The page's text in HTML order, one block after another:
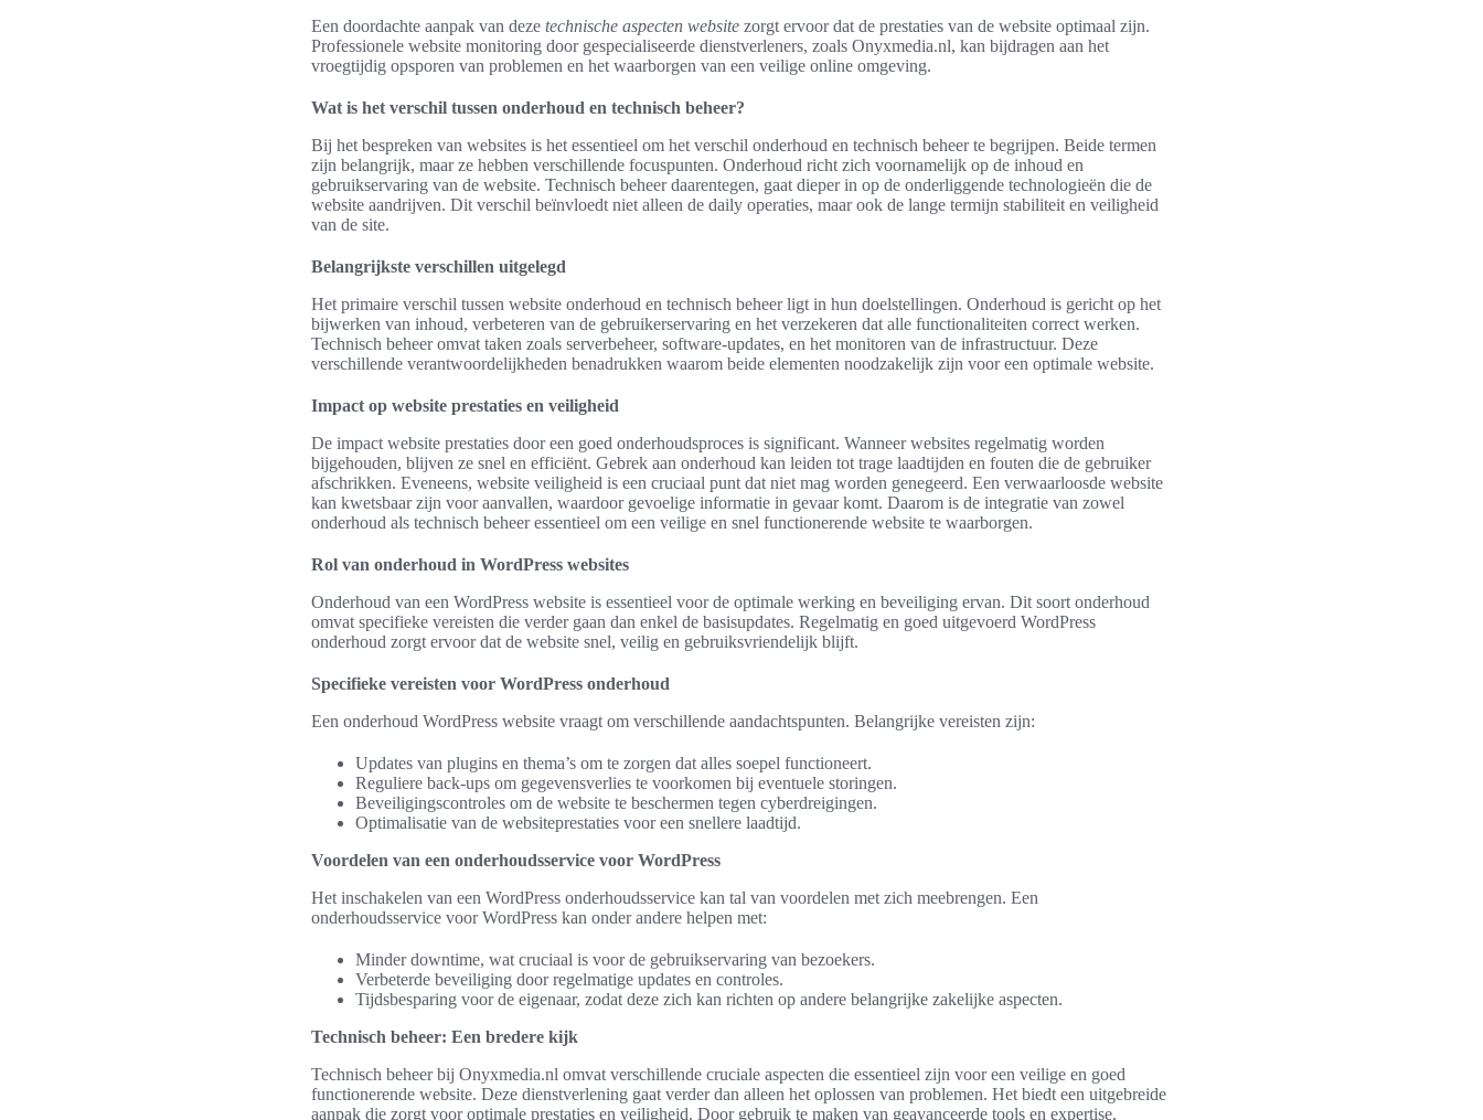
Een doordachte aanpak van deze technische aspecten website zorgt ervoor dat de prestaties van de website optimaal zijn.
Professionele website monitoring door gespecialiseerde dienstverleners, zoals Onyxmedia.nl, kan bijdragen aan het
vroegtijdig opsporen van problemen en het waarborgen van een veilige online omgeving.
Wat is het verschil tussen onderhoud en technisch beheer?
Bij het bespreken van websites is het essentieel om het verschil onderhoud en technisch beheer te begrijpen. Beide termen
zijn belangrijk, maar ze hebben verschillende focuspunten. Onderhoud richt zich voornamelijk op de inhoud en
gebruikservaring van de website. Technisch beheer daarentegen, gaat dieper in op de onderliggende technologieën die de
website aandrijven. Dit verschil beïnvloedt niet alleen de daily operaties, maar ook de lange termijn stabiliteit en veiligheid
van de site.
Belangrijkste verschillen uitgelegd
Het primaire verschil tussen website onderhoud en technisch beheer ligt in hun doelstellingen. Onderhoud is gericht op het
bijwerken van inhoud, verbeteren van de gebruikerservaring en het verzekeren dat alle functionaliteiten correct werken.
Technisch beheer omvat taken zoals serverbeheer, software-updates, en het monitoren van de infrastructuur. Deze
verschillende verantwoordelijkheden benadrukken waarom beide elementen noodzakelijk zijn voor een optimale website.
Impact op website prestaties en veiligheid
De impact website prestaties door een goed onderhoudsproces is significant. Wanneer websites regelmatig worden
bijgehouden, blijven ze snel en efficiënt. Gebrek aan onderhoud kan leiden tot trage laadtijden en fouten die de gebruiker
afschrikken. Eveneens, website veiligheid is een cruciaal punt dat niet mag worden genegeerd. Een verwaarloosde website
kan kwetsbaar zijn voor aanvallen, waardoor gevoelige informatie in gevaar komt. Daarom is de integratie van zowel
onderhoud als technisch beheer essentieel om een veilige en snel functionerende website te waarborgen.
Rol van onderhoud in WordPress websites
Onderhoud van een WordPress website is essentieel voor de optimale werking en beveiliging ervan. Dit soort onderhoud
omvat specifieke vereisten die verder gaan dan enkel de basisupdates. Regelmatig en goed uitgevoerd WordPress
onderhoud zorgt ervoor dat de website snel, veilig en gebruiksvriendelijk blijft.
Specifieke vereisten voor WordPress onderhoud
Een onderhoud WordPress website vraagt om verschillende aandachtspunten. Belangrijke vereisten zijn:
Updates van plugins en thema’s om te zorgen dat alles soepel functioneert.
Reguliere back-ups om gegevensverlies te voorkomen bij eventuele storingen.
Beveiligingscontroles om de website te beschermen tegen cyberdreigingen.
Optimalisatie van de websiteprestaties voor een snellere laadtijd.
Voordelen van een onderhoudsservice voor WordPress
Het inschakelen van een WordPress onderhoudsservice kan tal van voordelen met zich meebrengen. Een
onderhoudsservice voor WordPress kan onder andere helpen met:
Minder downtime, wat cruciaal is voor de gebruikservaring van bezoekers.
Verbeterde beveiliging door regelmatige updates en controles.
Tijdsbesparing voor de eigenaar, zodat deze zich kan richten op andere belangrijke zakelijke aspecten.
Technisch beheer: Een bredere kijk
Technisch beheer bij Onyxmedia.nl omvat verschillende cruciale aspecten die essentieel zijn voor een veilige en goed
functionerende website. Deze dienstverlening gaat verder dan alleen het oplossen van problemen. Het biedt een uitgebreide
aanpak die zorgt voor optimale prestaties en veiligheid. Door gebruik te maken van geavanceerde tools en expertise,